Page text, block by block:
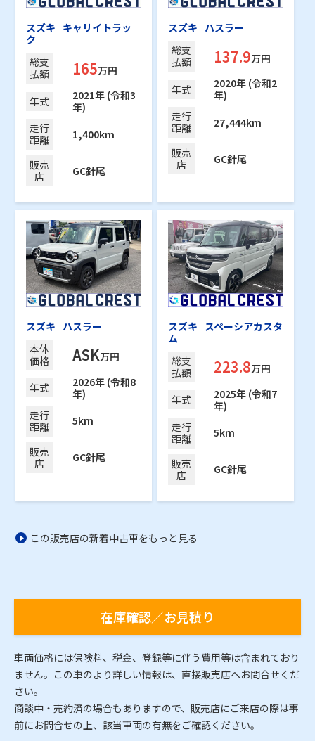
スズキ キャリイトラッ
ク
総支
払額
165万円
年式
2021年 (令和3
年)
走行
距離
1,400km
販売
店
GC針尾
スズキ ハスラー
総支
払額
137.9万円
年式
2020年 (令和2
年)
走行
距離
27,444km
販売
店
GC針尾
スズキ ハスラー
本体
価格
ASK万円
年式
2026年 (令和8
年)
走行
距離
5km
販売
店
GC針尾
スズキ
スペーシアカスタ
ム
総支
払額
223.8万円
年式
2025年 (令和7
年)
走行
距離
5km
販売
店
GC針尾
この販売店の新着中古車をもっと見る
在庫確認／お見積り
車両価格には保険料、税金、登録等に伴う費用等は含まれており
ません。この車のより詳しい情報は、直接販売店へお問合せくだ
さい。
商談中・売約済の場合もありますので、販売店にご来店の際は事
前にお問合せの上、該当車両の有無をご確認ください。